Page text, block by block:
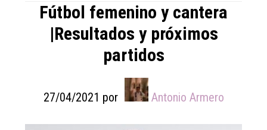
Fútbol femenino y cantera
|Resultados y próximos
partidos
27/04/2021 por Antonio Armero